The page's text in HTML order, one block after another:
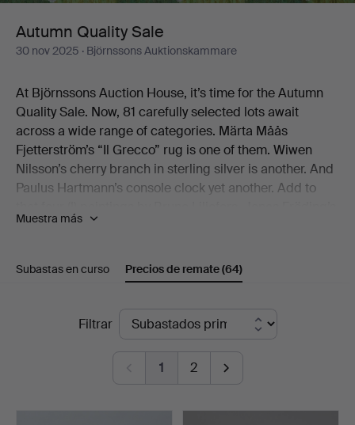
Autumn Quality Sale
30 nov 2025 · Björnssons Auktionskammare
At Björnssons Auction House, it’s time for the Autumn
Quality Sale. Now, 81 carefully selected lots await
across a wide range of categories. Märta Måås
Fjetterström’s “Il Grecco” rug is one of them. Wiwen
Nilsson’s cherry branch in sterling silver is another. And
Paulus Hartmann’s console clock yet another. Add to
Playing Children, the jubilee bowl from Royal
Colombo’s graphic play from the early 1970s.
We warmly welcome you to Björnssons Auction House
Viewing 24-28/11 1-5 pm.
Muestra más
Subastas en curso Precios de remate(64)
Filtrar
1 2